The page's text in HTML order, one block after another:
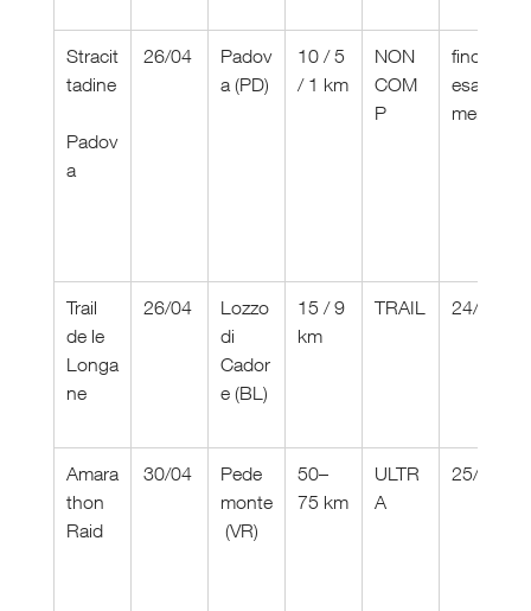
Stracit
tadine
Padov
a
26/04
Padov
a (PD)
10 / 5
/ 1 km
NON
COM
P
fino
esauri
mento
Trail
de le
Longa
ne
26/04
Lozzo
di
Cador
e (BL)
15 / 9
km
TRAIL 24/04
Amara
thon
Raid
30/04
Pede
monte
(VR)
50–
75 km
ULTR
A
25/04